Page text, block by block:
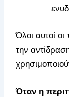
Όλοι αυτοί
την
Όταν η